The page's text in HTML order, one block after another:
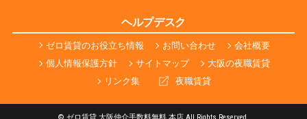
ヘルプデスク
ゼロ賃貸のお役立ち情報 お問い合わせ
会社概要
個人情報保護方針
サイトマップ
大阪の夜職賃貸
リンク集
夜職賃貸
© ゼロ賃貸 大阪仲介手数料無料 本店 All Rights Reserved.